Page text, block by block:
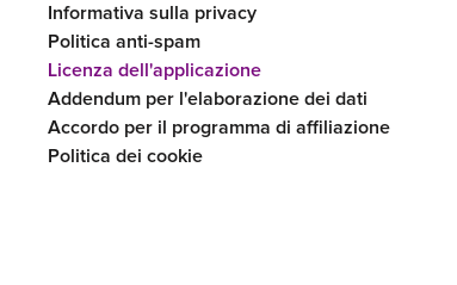
Informativa sulla privacy
Politica anti-spam
Licenza dell'applicazione
Addendum per l'elaborazione dei dati
Accordo per il programma di affiliazione
Politica dei cookie